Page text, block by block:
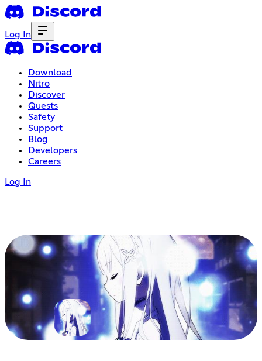
Log In
Download
Nitro
Discover
Quests
Safety
Support
Blog
Developers
Careers
Log In